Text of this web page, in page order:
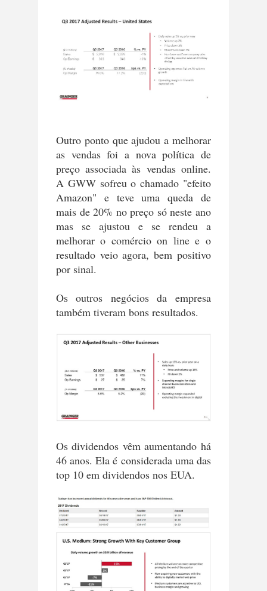
Outro ponto que ajudou a melhorar
as vendas foi a nova política de
preço associada às vendas online.
A GWW sofreu o chamado "efeito
Amazon" e teve uma queda de
mais de 20% no preço só neste ano
mas se ajustou e se rendeu a
melhorar o comércio on line e o
resultado veio agora, bem positivo
por sinal.
Os outros negócios da empresa
também tiveram bons resultados.
Os dividendos vêm aumentando há
46 anos. Ela é considerada uma das
top 10 em dividendos nos EUA.